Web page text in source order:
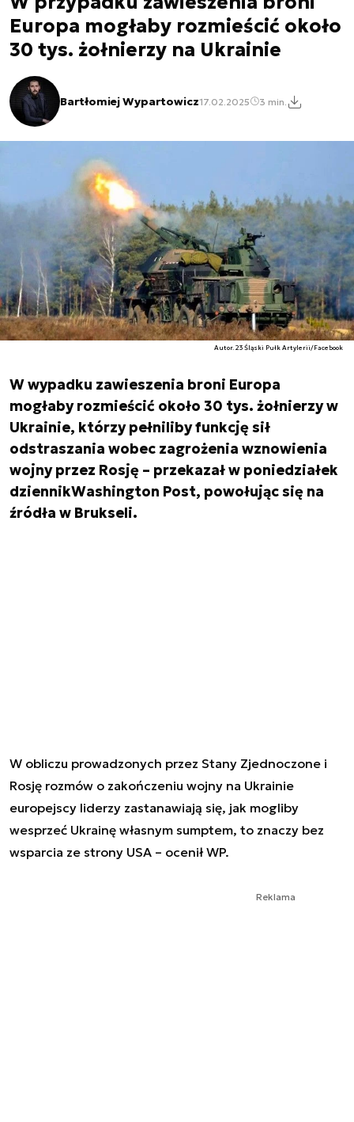
Europa mogłaby rozmieścić około
30 tys. żołnierzy na Ukrainie
Bartłomiej Wypartowicz17.02.2025 3 min.
Autor. 23 Śląski Pułk Artylerii/Facebook
W wypadku zawieszenia broni Europa
mogłaby rozmieścić około 30 tys. żołnierzy w
Ukrainie, którzy pełniliby funkcję sił
odstraszania wobec zagrożenia wznowienia
wojny przez Rosję – przekazał w poniedziałek
dziennikWashington Post, powołując się na
źródła w Brukseli.
W obliczu prowadzonych przez Stany Zjednoczone i
Rosję rozmów o zakończeniu wojny na Ukrainie
europejscy liderzy zastanawiają się, jak mogliby
wesprzeć Ukrainę własnym sumptem, to znaczy bez
wsparcia ze strony USA – ocenił WP.
Reklama